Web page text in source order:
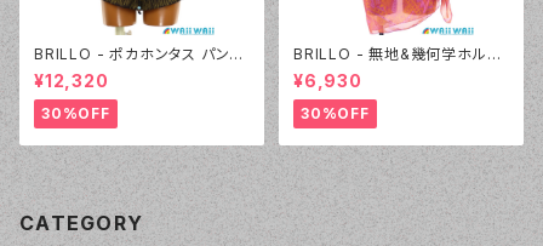
BRILLO - ポカホンタス パンツ
¥12,320
30%OFF
BRILLO - 無地&幾何学ホルタ
ー 2Wayパレオセット（3313 -
20:オレンジ）
¥6,930
30%OFF
CATEGORY